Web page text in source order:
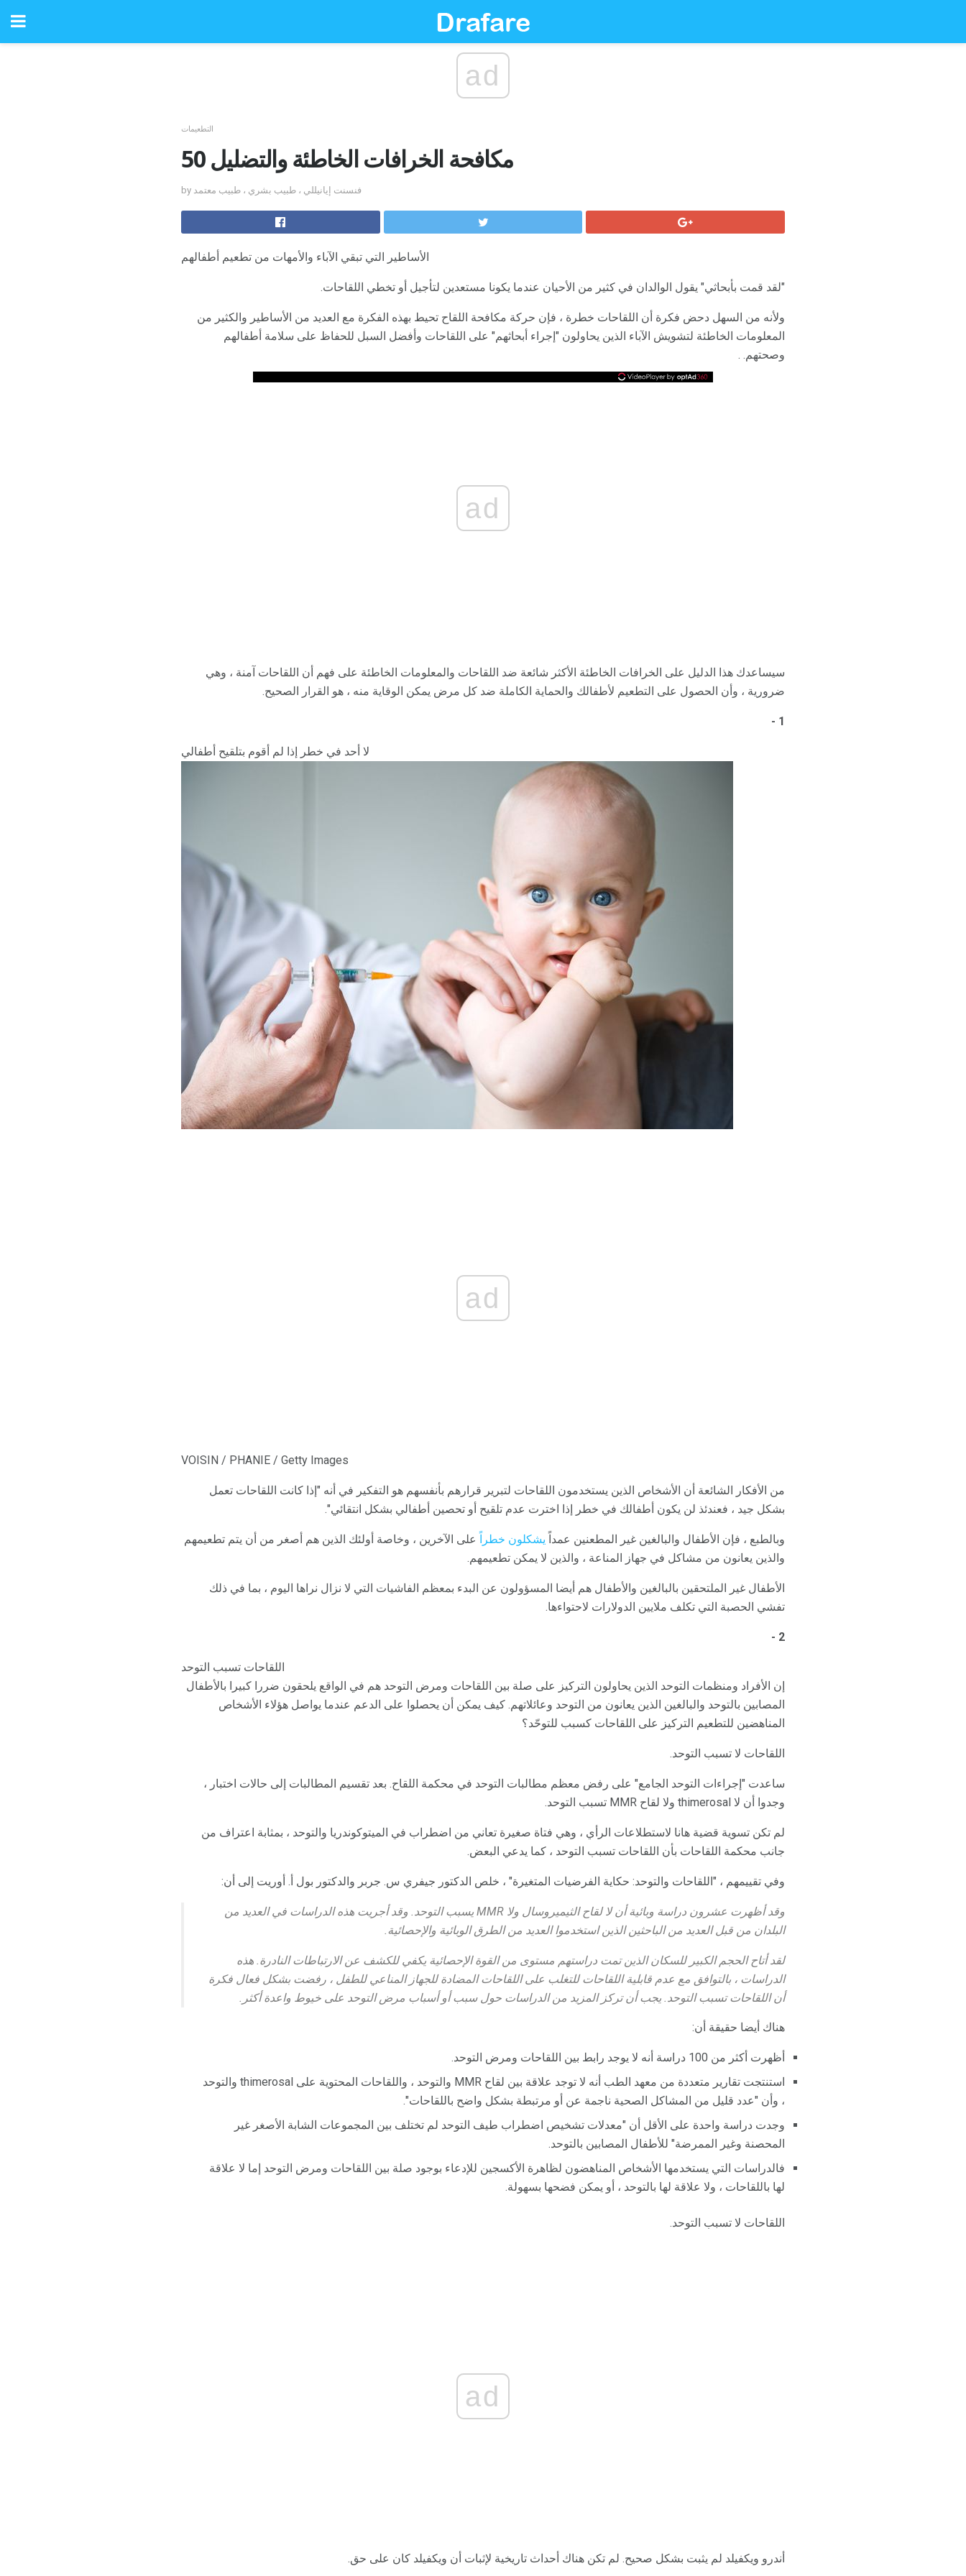
ad
التطعيمات
50 مكافحة الخرافات الخاطئة والتضليل
by فنسنت إيانيللي ، طبيب بشري ، طبيب معتمد
الأساطير التي تبقي الآباء والأمهات من تطعيم أطفالهم
"لقد قمت بأبحاثي" يقول الوالدان في كثير من الأحيان عندما يكونا مستعدين لتأجيل أو تخطي اللقاحات.
ولأنه من السهل دحض فكرة أن اللقاحات خطرة ، فإن حركة مكافحة اللقاح تحيط بهذه الفكرة مع العديد من الأساطير والكثير من
المعلومات الخاطئة لتشويش الآباء الذين يحاولون "إجراء أبحاثهم" على اللقاحات وأفضل السبل للحفاظ على سلامة أطفالهم
وصحتهم. .
ad
سيساعدك هذا الدليل على الخرافات الخاطئة الأكثر شائعة ضد اللقاحات والمعلومات الخاطئة على فهم أن اللقاحات آمنة ، وهي
ضرورية ، وأن الحصول على التطعيم لأطفالك والحماية الكاملة ضد كل مرض يمكن الوقاية منه ، هو القرار الصحيح.
1 -
لا أحد في خطر إذا لم أقوم بتلقيح أطفالي
ad
VOISIN / PHANIE / Getty Images
من الأفكار الشائعة أن الأشخاص الذين يستخدمون اللقاحات لتبرير قرارهم بأنفسهم هو التفكير في أنه "إذا كانت اللقاحات تعمل
بشكل جيد ، فعندئذ لن يكون أطفالك في خطر إذا اخترت عدم تلقيح أو تحصين أطفالي بشكل انتقائي".
وبالطبع ، فإن الأطفال والبالغين غير المطعنين عمداً يشكلون خطراً على الآخرين ، وخاصة أولئك الذين هم أصغر من أن يتم تطعيمهم
والذين يعانون من مشاكل في جهاز المناعة ، والذين لا يمكن تطعيمهم.
الأطفال غير الملتحقين بالبالغين والأطفال هم أيضا المسؤولون عن البدء بمعظم الفاشيات التي لا نزال نراها اليوم ، بما في ذلك
تفشي الحصبة التي تكلف ملايين الدولارات لاحتواءها.
2 -
اللقاحات تسبب التوحد
إن الأفراد ومنظمات التوحد الذين يحاولون التركيز على صلة بين اللقاحات ومرض التوحد هم في الواقع يلحقون ضررا كبيرا بالأطفال
المصابين بالتوحد والبالغين الذين يعانون من التوحد وعائلاتهم. كيف يمكن أن يحصلوا على الدعم عندما يواصل هؤلاء الأشخاص
المناهضين للتطعيم التركيز على اللقاحات كسبب للتوحّد؟
اللقاحات لا تسبب التوحد.
ساعدت "إجراءات التوحد الجامع" على رفض معظم مطالبات التوحد في محكمة اللقاح. بعد تقسيم المطالبات إلى حالات اختبار ،
وجدوا أن لا thimerosal ولا لقاح MMR تسبب التوحد.
لم تكن تسوية قضية هانا لاستطلاعات الرأي ، وهي فتاة صغيرة تعاني من اضطراب في الميتوكوندريا والتوحد ، بمثابة اعتراف من
جانب محكمة اللقاحات بأن اللقاحات تسبب التوحد ، كما يدعي البعض.
وفي تقييمهم ، "اللقاحات والتوحد: حكاية الفرضيات المتغيرة" ، خلص الدكتور جيفري س. جربر والدكتور بول أ. أوريت إلى أن:
وقد أظهرت عشرون دراسة وبائية أن لا لقاح الثيميروسال ولا MMR يسبب التوحد. وقد أجريت هذه الدراسات في العديد من
البلدان من قبل العديد من الباحثين الذين استخدموا العديد من الطرق الوبائية والإحصائية.
لقد أتاح الحجم الكبير للسكان الذين تمت دراستهم مستوى من القوة الإحصائية يكفي للكشف عن الارتباطات النادرة. هذه
الدراسات ، بالتوافق مع عدم قابلية اللقاحات للتغلب على اللقاحات المضادة للجهاز المناعي للطفل ، رفضت بشكل فعال فكرة
أن اللقاحات تسبب التوحد. يجب أن تركز المزيد من الدراسات حول سبب أو أسباب مرض التوحد على خيوط واعدة أكثر.
هناك أيضا حقيقة أن:
أظهرت أكثر من 100 دراسة أنه لا يوجد رابط بين اللقاحات ومرض التوحد.
استنتجت تقارير متعددة من معهد الطب أنه لا توجد علاقة بين لقاح MMR والتوحد ، واللقاحات المحتوية على thimerosal والتوحد
، وأن "عدد قليل من المشاكل الصحية ناجمة عن أو مرتبطة بشكل واضح باللقاحات".
وجدت دراسة واحدة على الأقل أن "معدلات تشخيص اضطراب طيف التوحد لم تختلف بين المجموعات الشابة الأصغر غير
المحصنة وغير الممرضة" للأطفال المصابين بالتوحد.
فالدراسات التي يستخدمها الأشخاص المناهضون لظاهرة الأكسجين للإدعاء بوجود صلة بين اللقاحات ومرض التوحد إما لا علاقة
لها باللقاحات ، ولا علاقة لها بالتوحد ، أو يمكن فضحها بسهولة.
اللقاحات لا تسبب التوحد.
ad
أندرو ويكفيلد لم يثبت بشكل صحيح. لم تكن هناك أحداث تاريخية لإثبات أن ويكفيلد كان على حق.